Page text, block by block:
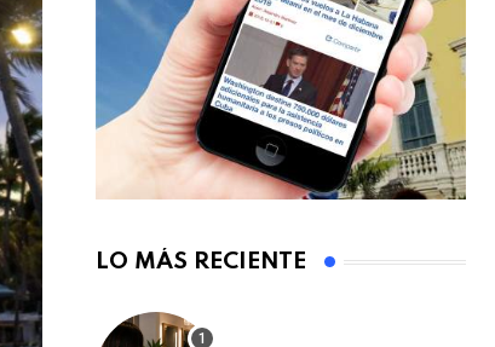
LO MÁS RECIENTE